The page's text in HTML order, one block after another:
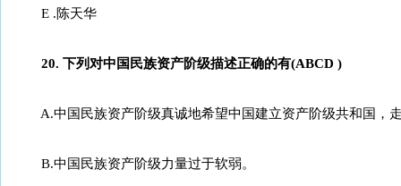
E .陈天华
20. 下列对中国民族资产阶级描述正确的有(ABCD )
A.中国民族资产阶级真诚地希望中国建立资产阶级共和国，
B.中国民族资产阶级力量过于软弱。